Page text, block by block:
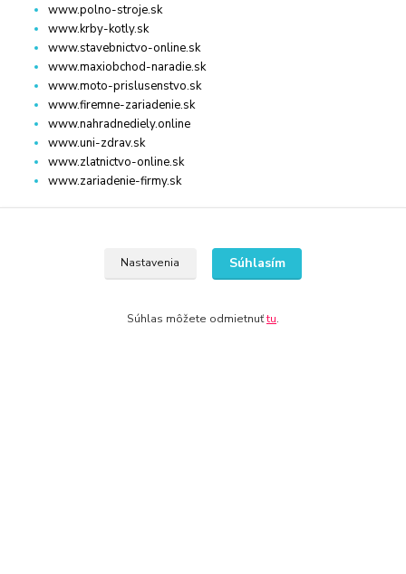
www.polno-stroje.sk
www.krby-kotly.sk
www.stavebnictvo-online.sk
www.maxiobchod-naradie.sk
www.moto-prislusenstvo.sk
www.firemne-zariadenie.sk
www.nahradnediely.online
www.uni-zdrav.sk
www.zlatnictvo-online.sk
www.zariadenie-firmy.sk
Nastavenia Súhlasím
Súhlas môžete odmietnuťtu.